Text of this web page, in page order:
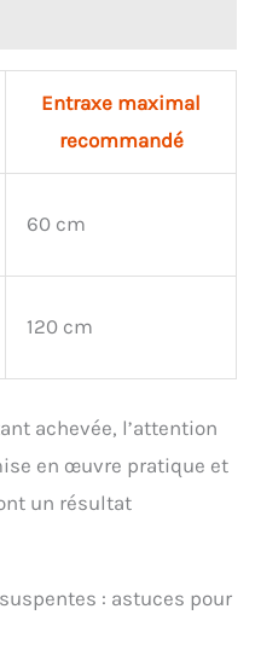
Entraxe maximal
recommandé
60 cm
120 cm
achevée, l’attention
en œuvre pratique et
un résultat
: astuces pour